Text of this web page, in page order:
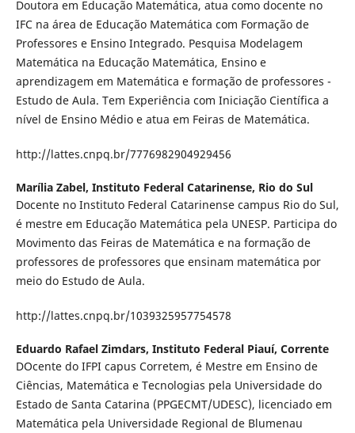
Doutora em Educação Matemática, atua como docente no
IFC na área de Educação Matemática com Formação de
Professores e Ensino Integrado. Pesquisa Modelagem
Matemática na Educação Matemática, Ensino e
aprendizagem em Matemática e formação de professores -
Estudo de Aula. Tem Experiência com Iniciação Científica a
nível de Ensino Médio e atua em Feiras de Matemática.
http://lattes.cnpq.br/7776982904929456
Marília Zabel, Instituto Federal Catarinense, Rio do Sul
Docente no Instituto Federal Catarinense campus Rio do Sul,
é mestre em Educação Matemática pela UNESP. Participa do
Movimento das Feiras de Matemática e na formação de
professores de professores que ensinam matemática por
meio do Estudo de Aula.
http://lattes.cnpq.br/1039325957754578
Eduardo Rafael Zimdars, Instituto Federal Piauí, Corrente
DOcente do IFPI capus Corretem, é Mestre em Ensino de
Ciências, Matemática e Tecnologias pela Universidade do
Estado de Santa Catarina (PPGECMT/UDESC), licenciado em
Matemática pela Universidade Regional de Blumenau